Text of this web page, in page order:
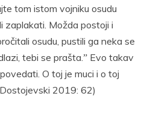
tom istom vojniku osudu
zaplakati. Možda postoji i
osudu, pustili ga neka se
tebi se prašta.ˮ Evo takav
O toj je muci i o toj
2019: 62)